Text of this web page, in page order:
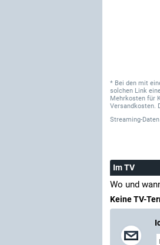
* Bei den mit
solchen Link
Mehrkosten für
Versandkosten.
Streaming-Daten
Im TV
Wo und
Keine TV-